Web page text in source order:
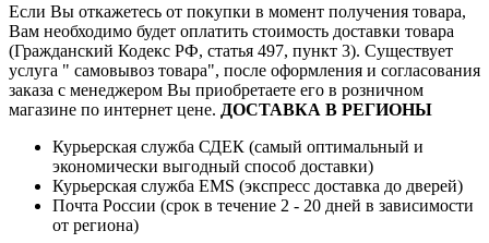
Если Вы откажетесь от покупки в момент получения товара,
Вам необходимо будет оплатить стоимость доставки товара
(Гражданский Кодекс РФ, статья 497, пункт 3). Существует
услуга " самовывоз товара", после оформления и согласования
заказа с менеджером Вы приобретаете его в розничном
магазине по интернет цене. ДОСТАВКА В РЕГИОНЫ
Курьерская служба СДЕК (самый оптимальный и
экономически выгодный способ доставки)
Курьерская служба EMS (экспресс доставка до дверей)
Почта России (срок в течение 2 - 20 дней в зависимости
от региона)